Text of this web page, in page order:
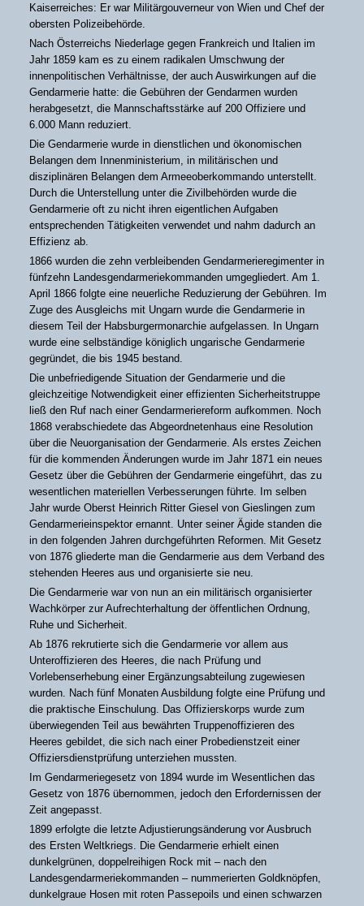
Kaiserreiches: Er war Militärgouverneur von Wien und Chef der
obersten Polizeibehörde.
Nach Österreichs Niederlage gegen Frankreich und Italien im
Jahr 1859 kam es zu einem radikalen Umschwung der
innenpolitischen Verhältnisse, der auch Auswirkungen auf die
Gendarmerie hatte: die Gebühren der Gendarmen wurden
herabgesetzt, die Mannschaftsstärke auf 200 Offiziere und
6.000 Mann reduziert.
Die Gendarmerie wurde in dienstlichen und ökonomischen
Belangen dem Innenministerium, in militärischen und
disziplinären Belangen dem Armeeoberkommando unterstellt.
Durch die Unterstellung unter die Zivilbehörden wurde die
Gendarmerie oft zu nicht ihren eigentlichen Aufgaben
entsprechenden Tätigkeiten verwendet und nahm dadurch an
Effizienz ab.
1866 wurden die zehn verbleibenden Gendarmerieregimenter in
fünfzehn Landesgendarmeriekommanden umgegliedert. Am 1.
April 1866 folgte eine neuerliche Reduzierung der Gebühren. Im
Zuge des Ausgleichs mit Ungarn wurde die Gendarmerie in
diesem Teil der Habsburgermonarchie aufgelassen. In Ungarn
wurde eine selbständige königlich ungarische Gendarmerie
gegründet, die bis 1945 bestand.
Die unbefriedigende Situation der Gendarmerie und die
gleichzeitige Notwendigkeit einer effizienten Sicherheitstruppe
ließ den Ruf nach einer Gendarmeriereform aufkommen. Noch
1868 verabschiedete das Abgeordnetenhaus eine Resolution
über die Neuorganisation der Gendarmerie. Als erstes Zeichen
für die kommenden Änderungen wurde im Jahr 1871 ein neues
Gesetz über die Gebühren der Gendarmerie eingeführt, das zu
wesentlichen materiellen Verbesserungen führte. Im selben
Jahr wurde Oberst Heinrich Ritter Giesel von Gieslingen zum
Gendarmerieinspektor ernannt. Unter seiner Ägide standen die
in den folgenden Jahren durchgeführten Reformen. Mit Gesetz
von 1876 gliederte man die Gendarmerie aus dem Verband des
stehenden Heeres aus und organisierte sie neu.
Die Gendarmerie war von nun an ein militärisch organisierter
Wachkörper zur Aufrechterhaltung der öffentlichen Ordnung,
Ruhe und Sicherheit.
Ab 1876 rekrutierte sich die Gendarmerie vor allem aus
Unteroffizieren des Heeres, die nach Prüfung und
Vorlebenserhebung einer Ergänzungsabteilung zugewiesen
wurden. Nach fünf Monaten Ausbildung folgte eine Prüfung und
die praktische Einschulung. Das Offizierskorps wurde zum
überwiegenden Teil aus bewährten Truppenoffizieren des
Heeres gebildet, die sich nach einer Probedienstzeit einer
Offiziersdienstprüfung unterziehen mussten.
Im Gendarmeriegesetz von 1894 wurde im Wesentlichen das
Gesetz von 1876 übernommen, jedoch den Erfordernissen der
Zeit angepasst.
1899 erfolgte die letzte Adjustierungsänderung vor Ausbruch
des Ersten Weltkriegs. Die Gendarmerie erhielt einen
dunkelgrünen, doppelreihigen Rock mit – nach den
Landesgendarmeriekommanden – nummerierten Goldknöpfen,
dunkelgraue Hosen mit roten Passepoils und einen schwarzen